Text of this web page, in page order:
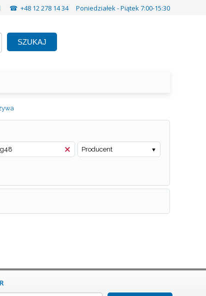
☎ +48 12 278 14 34 Poniedziałek - Piątek 7:00-15:30
SZUKAJ
Producent